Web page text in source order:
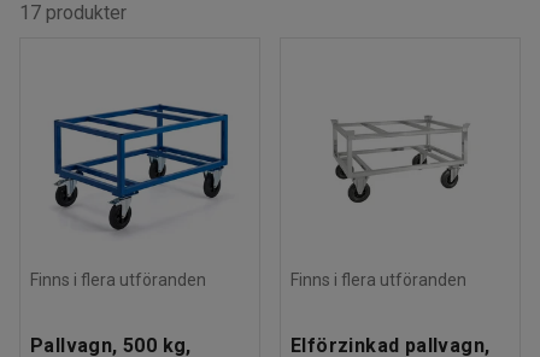
17 produkter
Finns i flera utföranden
Pallvagn, 500 kg,
Finns i flera utföranden
Elförzinkad pallvagn,